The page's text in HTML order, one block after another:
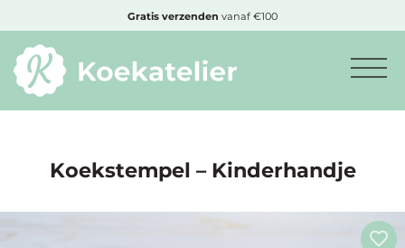
Minimum
Gratis verzenden vanaf €100
Koekstempel – Kinderhandje